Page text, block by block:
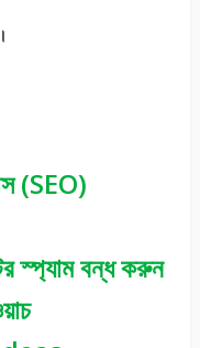
(SEO)
স্প্যাম বন্ধ করুন